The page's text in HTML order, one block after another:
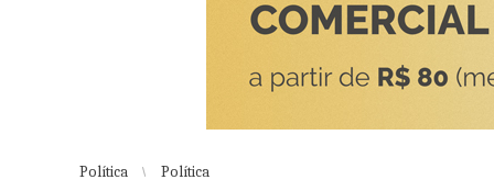
Política Política